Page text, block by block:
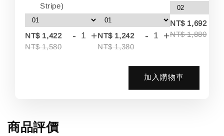
Stripe)
NT$ 1,422
NT$ 1,580
- +NT$ 1,242
NT$ 1,380
- +
NT$ 1,692
NT$ 1,880
加入購物車
商品評價